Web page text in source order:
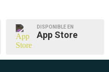
DISPONIBLE EN
App Store